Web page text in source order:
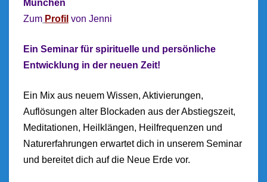
München
Zum Profi von Jenni
Ein Seminar für spirituelle und persönliche
Entwicklung in der neuen Zeit!
Ein Mix aus neuem Wissen, Aktivierungen,
Auflösungen alter Blockaden aus der Abstiegszeit,
Meditationen, Heilklängen, Heilfrequenzen und
Naturerfahrungen erwartet dich in unserem Seminar
und bereitet dich auf die Neue Erde vor.